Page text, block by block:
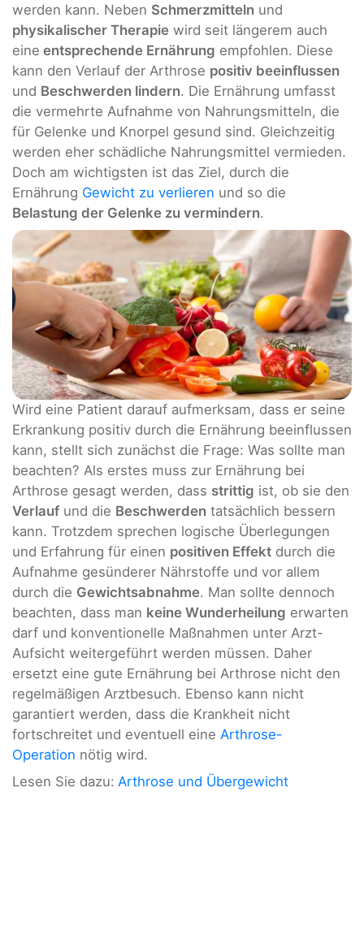
werden kann. Neben Schmerzmitteln und
physikalischer Therapie wird seit längerem auch
eine entsprechende Ernährung empfohlen. Diese
kann den Verlauf der Arthrose positiv beeinflussen
und Beschwerden lindern. Die Ernährung umfasst
die vermehrte Aufnahme von Nahrungsmitteln, die
für Gelenke und Knorpel gesund sind. Gleichzeitig
werden eher schädliche Nahrungsmittel vermieden.
Doch am wichtigsten ist das Ziel, durch die
Ernährung Gewicht zu verlieren und so die
Belastung der Gelenke zu vermindern.
Wird eine Patient darauf aufmerksam, dass er seine
Erkrankung positiv durch die Ernährung beeinflussen
kann, stellt sich zunächst die Frage: Was sollte man
beachten? Als erstes muss zur Ernährung bei
Arthrose gesagt werden, dass strittig ist, ob sie den
Verlauf und die Beschwerden tatsächlich bessern
kann. Trotzdem sprechen logische Überlegungen
und Erfahrung für einen positiven Effekt durch die
Aufnahme gesünderer Nährstoffe und vor allem
durch die Gewichtsabnahme. Man sollte dennoch
beachten, dass man keine Wunderheilung erwarten
darf und konventionelle Maßnahmen unter Arzt-
Aufsicht weitergeführt werden müssen. Daher
ersetzt eine gute Ernährung bei Arthrose nicht den
regelmäßigen Arztbesuch. Ebenso kann nicht
garantiert werden, dass die Krankheit nicht
fortschreitet und eventuell eine Arthrose-
Operation nötig wird.
Lesen Sie dazu: Arthrose und Übergewicht